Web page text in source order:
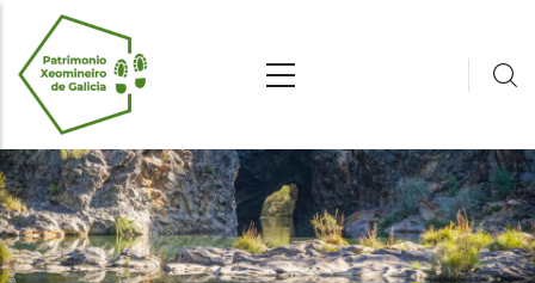
Pasar al contenido principal